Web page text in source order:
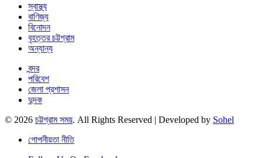
স্বাস্থ্য
বাণিজ্য
বিনোদন
বৃহত্তর চট্টগ্রাম
অন্যান্য
বন্দর
পরিবেশ
জেলা প্রশাসন
দুদক
© 2026 চট্টগ্রাম সময়. All Rights Reserved | Developed by Sohel
গোপনীয়তা নীতি